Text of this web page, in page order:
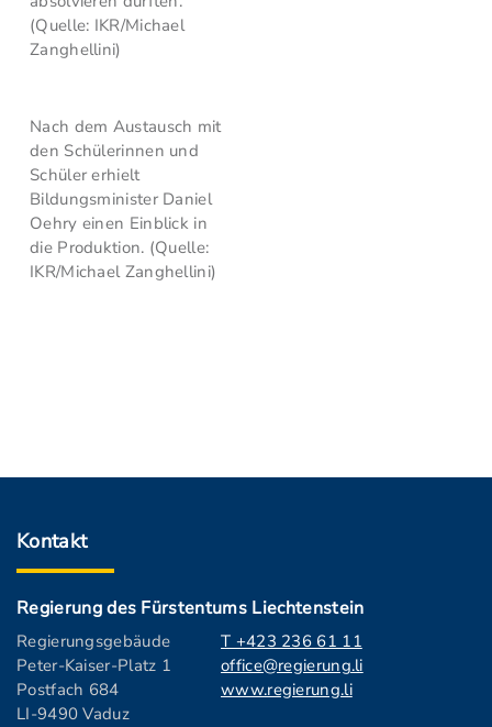
(Quelle: IKR/Michael
Zanghellini)
Nach dem Austausch mit
den Schülerinnen und
Schüler erhielt
Bildungsminister Daniel
Oehry einen Einblick in
die Produktion. (Quelle:
IKR/Michael Zanghellini)
Kontakt
Regierung des Fürstentums Liechtenstein
Regierungsgebäude
Peter-Kaiser-Platz 1
Postfach 684
LI-9490 Vaduz
T +423 236 61 11
office@regierung.li
www.regierung.li